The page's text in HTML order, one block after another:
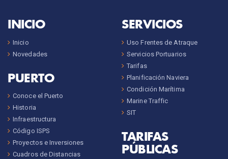
INICIO
Inicio
Novedades
PUERTO
Conoce el Puerto
Historia
Infraestructura
Código ISPS
Proyectos e Inversiones
Cuadros de Distancias
SERVICIOS
Uso Frentes de Atraque
Servicios Portuarios
Tarifas
Planificación Naviera
Condición Marítima
Marine Traffic
SIT
TARIFAS
PÚBLICAS